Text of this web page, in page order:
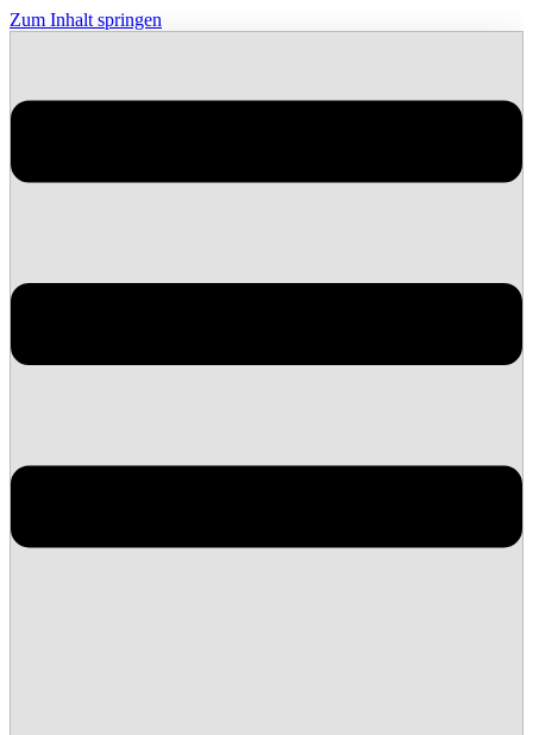
Zum Inhalt springen